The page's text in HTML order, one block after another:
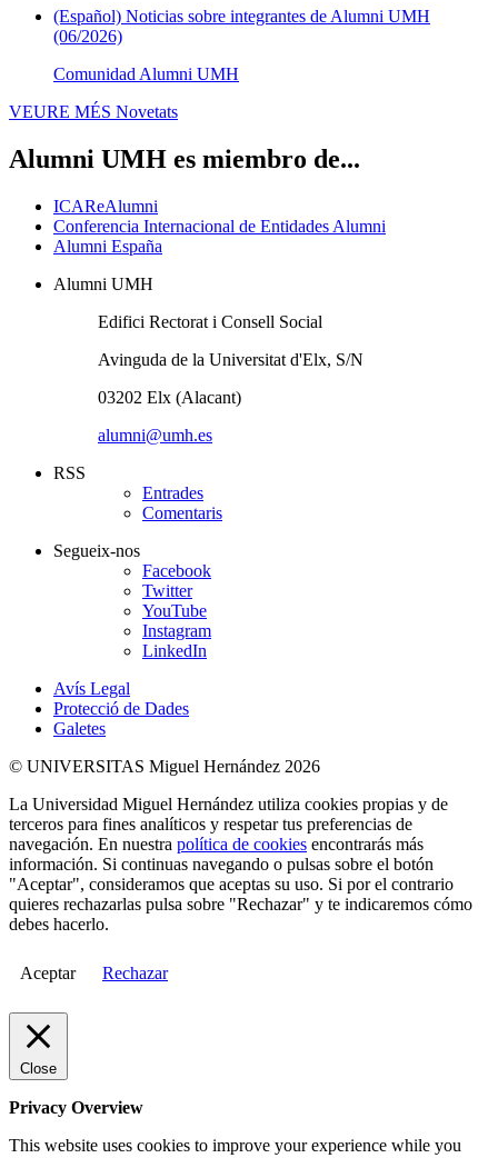
(Español) Noticias sobre integrantes de Alumni UMH
(06/2026)
Comunidad Alumni UMH
VEURE MÉS Novetats
Alumni UMH es miembro de...
ICAReAlumni
Conferencia Internacional de Entidades Alumni
Alumni España
Alumni UMH
Edifici Rectorat i Consell Social
Avinguda de la Universitat d'Elx, S/N
03202 Elx (Alacant)
alumni@umh.es
RSS
Entrades
Comentaris
Segueix-nos
Facebook
Twitter
YouTube
Instagram
LinkedIn
Avís Legal
Protecció de Dades
Galetes
© UNIVERSITAS Miguel Hernández 2026
La Universidad Miguel Hernández utiliza cookies propias y de
terceros para fines analíticos y respetar tus preferencias de
navegación. En nuestra política de cookies encontrarás más
información. Si continuas navegando o pulsas sobre el botón
"Aceptar", consideramos que aceptas su uso. Si por el contrario
quieres rechazarlas pulsa sobre "Rechazar" y te indicaremos cómo
debes hacerlo.
Aceptar Rechazar
Close
Privacy Overview
This website uses cookies to improve your experience while you